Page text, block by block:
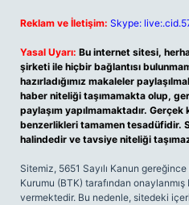
Reklam ve İletişim: Skype:
Yasal Uyarı: Bu internet sitesi,
şirketi ile hiçbir bağlantısı
hazırladığımız makaleler
haber niteliği taşımamakta olup,
paylaşım yapılmamaktadır.
benzerlikleri tamamen tesadüfidir.
halindedir ve tavsiye niteliği
Sitemiz, 5651 Sayılı Kanun
Kurumu (BTK) tarafından
vermektedir. Bu nedenle, sitedeki